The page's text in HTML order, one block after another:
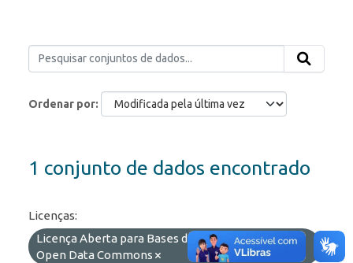
Ordenar por
1 conjunto de dados encontrado
Licenças:
Licença Aberta para Bases de Dados (ODbL) do
Open Data Commons